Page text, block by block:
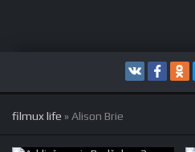
filmux life » Alison Brie